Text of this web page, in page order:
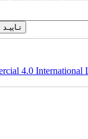
4.0 International